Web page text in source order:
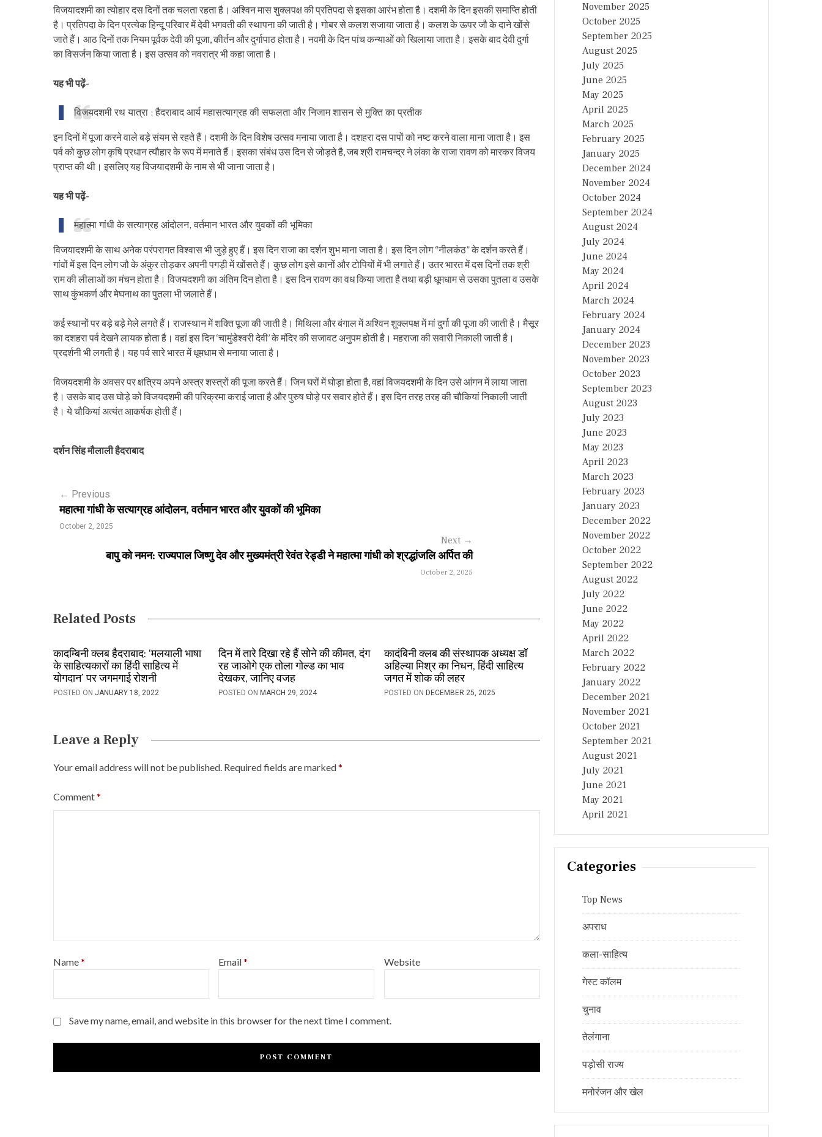
विजयादशमी का त्योहार दस दिनों तक चलता रहता है। अश्विन मास शुक्लपक्ष की प्रतिपदा से इसका आरंभ होता है। दशमी के दिन इसकी समाप्ति होती
है। प्रतिपदा के दिन प्रत्येक हिन्दू परिवार में देवी भगवती की स्थापना की जाती है। गोबर से कलश सजाया जाता है। कलश के ऊपर जौ के दाने खोंसे
जाते हैं। आठ दिनों तक नियम पूर्वक देवी की पूजा, कीर्तन और दुर्गापाठ होता है। नवमी के दिन पांच कन्याओं को खिलाया जाता है। इसके बाद देवी दुर्गा
का विसर्जन किया जाता है। इस उत्सव को नवरात्र भी कहा जाता है।
यह भी पढ़ें-
विजयदशमी रथ यात्रा : हैदराबाद आर्य महासत्याग्रह की सफलता और निजाम शासन से मुक्ति का प्रतीक
इन दिनों में पूजा करने वाले बड़े संयम से रहते हैं। दशमी के दिन विशेष उत्सव मनाया जाता है। दशहरा दस पापों को नष्ट करने वाला माना जाता है। इस
पर्व को कुछ लोग कृषि प्रधान त्यौहार के रूप में मनाते हैं। इसका संबंध उस दिन से जोड़ते है, जब श्री रामचन्द्र ने लंका के राजा रावण को मारकर विजय
प्राप्त की थी। इसलिए यह विजयादशमी के नाम से भी जाना जाता है।
यह भी पढ़ें-
महात्मा गांधी के सत्याग्रह आंदोलन, वर्तमान भारत और युवकों की भूमिका
विजयादशमी के साथ अनेक परंपरागत विश्वास भी जुड़े हुए हैं। इस दिन राजा का दर्शन शुभ माना जाता है। इस दिन लोग “नीलकंठ” के दर्शन करते हैं।
गांवों में इस दिन लोग जौ के अंकुर तोड़कर अपनी पगड़ी में खोंसते हैं। कुछ लोग इसे कानों और टोपियों में भी लगाते हैं। उतर भारत में दस दिनों तक श्री
राम की लीलाओं का मंचन होता है। विजयदशमी का अंतिम दिन होता है। इस दिन रावण का वध किया जाता है तथा बड़ी धूमधाम से उसका पुतला व उसके
साथ कुंभकर्ण और मेघनाथ का पुतला भी जलाते हैं।
कई स्थानों पर बड़े बड़े मेले लगते हैं। राजस्थान में शक्ति पूजा की जाती है। मिथिला और बंगाल में अश्विन शुक्लपक्ष में मां दुर्गा की पूजा की जाती है। मैसूर
का दशहरा पर्व देखने लायक होता है। वहां इस दिन ‘चामुंडेश्वरी देवी’ के मंदिर की सजावट अनुपम होती है। महराजा की सवारी निकाली जाती है।
प्रदर्शनी भी लगती है। यह पर्व सारे भारत में धूमधाम से मनाया जाता है।
विजयदशमी के अवसर पर क्षत्रिय अपने अस्त्र शस्त्रों की पूजा करते हैं। जिन घरों में घोड़ा होता है, वहां विजयदशमी के दिन उसे आंगन में लाया जाता
है। उसके बाद उस घोड़े को विजयदशमी की परिक्रमा कराई जाता है और पुरुष घोड़े पर सवार होते हैं। इस दिन तरह तरह की चौकियां निकाली जाती
है। ये चौकियां अत्यंत आकर्षक होती हैं।
दर्शन सिंह मौलाली हैदराबाद
P
o
v
i
g
a
i
o
← Previous
महात्मा गांधी के सत्याग्रह आंदोलन, वर्तमान भारत और युवकों की भूमिका
October 2, 2025
Next →
बापु को नमन: राज्यपाल जिष्णु देव और मुख्यमंत्री रेवंत रेड्डी ने महात्मा गांधी को श्रद्धांजलि अर्पित की
October 2, 2025
Related Posts
कादम्बिनी क्लब हैदराबाद: ‘मलयाली भाषा
के साहित्यकारों का हिंदी साहित्य में
योगदान’ पर जगमगाई रोशनी
POSTED ON JANUARY 18, 2022
दिन में तारे दिखा रहे हैं सोने की कीमत, दंग
रह जाओगे एक तोला गोल्ड का भाव
देखकर, जानिए वजह
POSTED ONMARCH 29, 2024
कादंबिनी क्लब की संस्थापक अध्यक्ष डॉ
अहिल्या मिश्र का निधन, हिंदी साहित्य
जगत में शोक की लहर
POSTED ON DECEMBER 25, 2025
Leave a Reply
Your email address will not be published. Required fields are marked*
Comment*
Name* Email* Website
Save my name, email, and website in this browser for the next time I comment.
November 2025
October 2025
September 2025
August 2025
July 2025
June 2025
May 2025
April 2025
March 2025
February 2025
January 2025
December 2024
November 2024
October 2024
September 2024
August 2024
July 2024
June 2024
May 2024
April 2024
March 2024
February 2024
January 2024
December 2023
November 2023
October 2023
September 2023
August 2023
July 2023
June 2023
May 2023
April 2023
March 2023
February 2023
January 2023
December 2022
November 2022
October 2022
September 2022
August 2022
July 2022
June 2022
May 2022
April 2022
March 2022
February 2022
January 2022
December 2021
November 2021
October 2021
September 2021
August 2021
July 2021
June 2021
May 2021
April 2021
Categories
Top News
अपराध
कला-साहित्य
गेस्ट कॉलम
चुनाव
तेलंगाना
पड़ोसी राज्य
मनोरंजन और खेल